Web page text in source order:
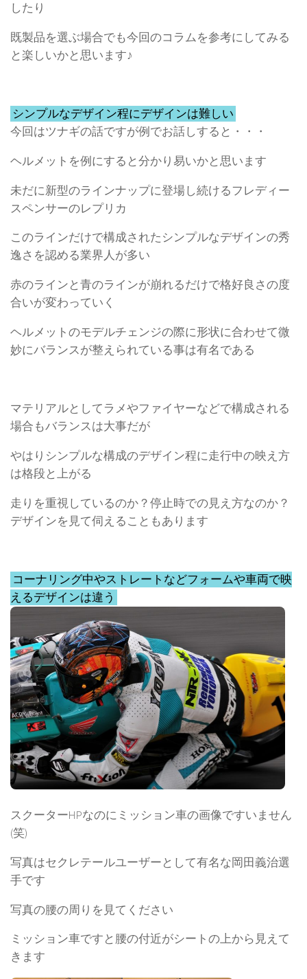
したり
既製品を選ぶ場合でも今回のコラムを参考にしてみる
と楽しいかと思います♪
シンプルなデザイン程にデザインは難しい
今回はツナギの話ですが例でお話しすると・・・
ヘルメットを例にすると分かり易いかと思います
未だに新型のラインナップに登場し続けるフレディー
スペンサーのレプリカ
このラインだけで構成されたシンプルなデザインの秀
逸さを認める業界人が多い
赤のラインと青のラインが崩れるだけで格好良さの度
合いが変わっていく
ヘルメットのモデルチェンジの際に形状に合わせて微
妙にバランスが整えられている事は有名である
マテリアルとしてラメやファイヤーなどで構成される
場合もバランスは大事だが
やはりシンプルな構成のデザイン程に走行中の映え方
は格段と上がる
走りを重視しているのか？停止時での見え方なのか？
デザインを見て伺えることもあります
コーナリング中やストレートなどフォームや車両で映
えるデザインは違う
スクーターHPなのにミッション車の画像ですいません
(笑)
写真はセクレテールユーザーとして有名な岡田義治選
手です
写真の腰の周りを見てください
ミッション車ですと腰の付近がシートの上から見えて
きます